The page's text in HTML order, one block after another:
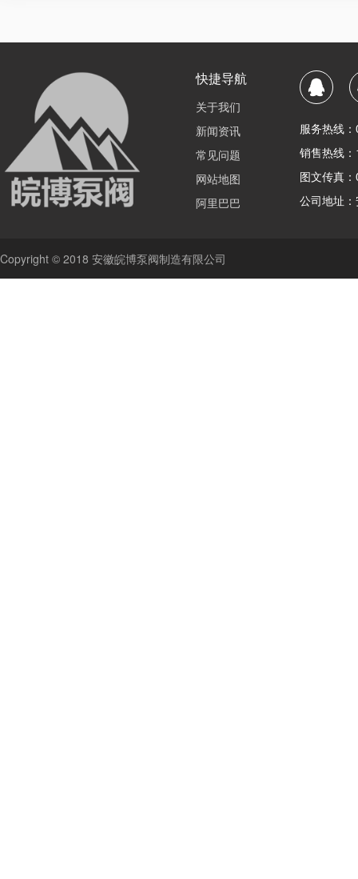
快捷导航
关于我们
新闻资讯
常见问题
网站地图
阿里巴巴
服务热线
销售热线
图文传真
公司地址
Copyright © 2018 安徽皖博泵阀制造有限公司